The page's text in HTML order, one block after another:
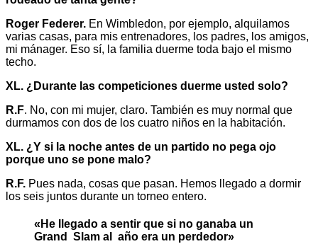
Roger Federer. En Wimbledon, por ejemplo, alquilamos
varias casas, para mis entrenadores, los padres, los amigos,
mi mánager. Eso sí, la familia duerme toda bajo el mismo
techo.
XL. ¿Durante las competiciones duerme usted solo?
R.F. No, con mi mujer, claro. También es muy normal que
durmamos con dos de los cuatro niños en la habitación.
XL. ¿Y si la noche antes de un partido no pega ojo
porque uno se pone malo?
R.F. Pues nada, cosas que pasan. Hemos llegado a dormir
los seis juntos durante un torneo entero.
«He llegado a sentir que si no ganaba un
Grand Slam al año era un perdedor»